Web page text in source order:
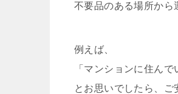
不要品のある場所から
例えば、
「マンションに住ん
とお思いでしたら、ご